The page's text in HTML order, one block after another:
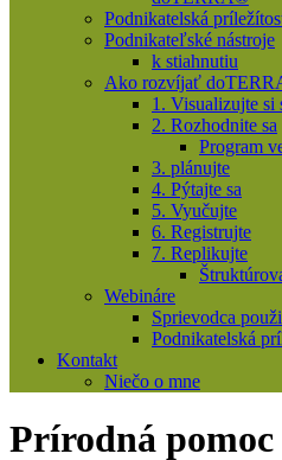
Podnikatelská
Podnikateľské nástroje
k stiahnutiu
Ako rozvíjať
1. Visualizujte si
2. Rozhodnite sa
Program
3. plánujte
4. Pýtajte sa
5. Vyučujte
6. Registrujte
7. Replikujte
Webináre
Sprievodca
Podnikatelská
Kontakt
Niečo o mne
Prírodná